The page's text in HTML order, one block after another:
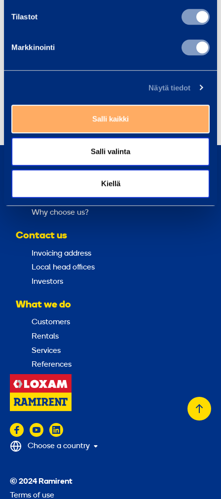
Tilastot
Markkinointi
Näytä tiedot
Salli kaikki
Salli valinta
Kiellä
including construction and process industries,
shipyards, the public sector and households. In
The Group has some 3,250 employees at some
About us
Loxam Group
Why choose us?
Contact us
Invoicing address
Local head offices
Investors
What we do
Customers
Rentals
Services
References
Back
© 2024 Ramirent
Terms of use
Choose a country